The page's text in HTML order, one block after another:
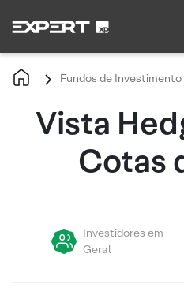
Fundos de Investimento
Vista
Cotas
Investidores em
Geral